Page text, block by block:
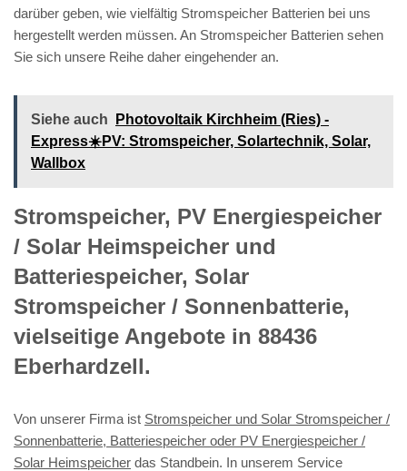
darüber geben, wie vielfältig Stromspeicher Batterien bei uns
hergestellt werden müssen. An Stromspeicher Batterien sehen
Sie sich unsere Reihe daher eingehender an.
Siehe auch
Photovoltaik Kirchheim (Ries) -
Express☀️PV️: Stromspeicher, Solartechnik, Solar,
Wallbox
Stromspeicher, PV Energiespeicher
/ Solar Heimspeicher und
Batteriespeicher, Solar
Stromspeicher / Sonnenbatterie,
vielseitige Angebote in 88436
Eberhardzell.
Von unserer Firma ist Stromspeicher und Solar Stromspeicher /
Sonnenbatterie, Batteriespeicher oder PV Energiespeicher /
Solar Heimspeicher das Standbein. In unserem Service